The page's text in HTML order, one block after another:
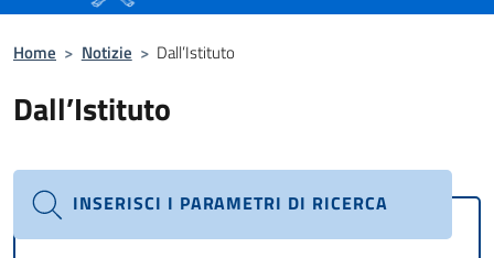
Home > Notizie > Dall’Istituto
Dall’Istituto
INSERISCI I PARAMETRI DI RICERCA